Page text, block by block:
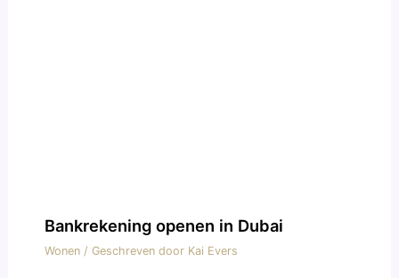
Bankrekening openen in Dubai
Wonen/ Geschreven door Kai Evers